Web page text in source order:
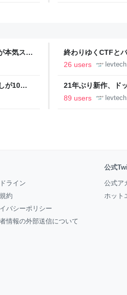
本気スキ
・中央
終わりゆくCTFと
ること【フォーカ
26 users
が10年
21年ぶり新作、ド
ついて作者に聞く
89 users
ライン
約
バシーポリシー
情報の外部送信について
公式
公式ア
ホット